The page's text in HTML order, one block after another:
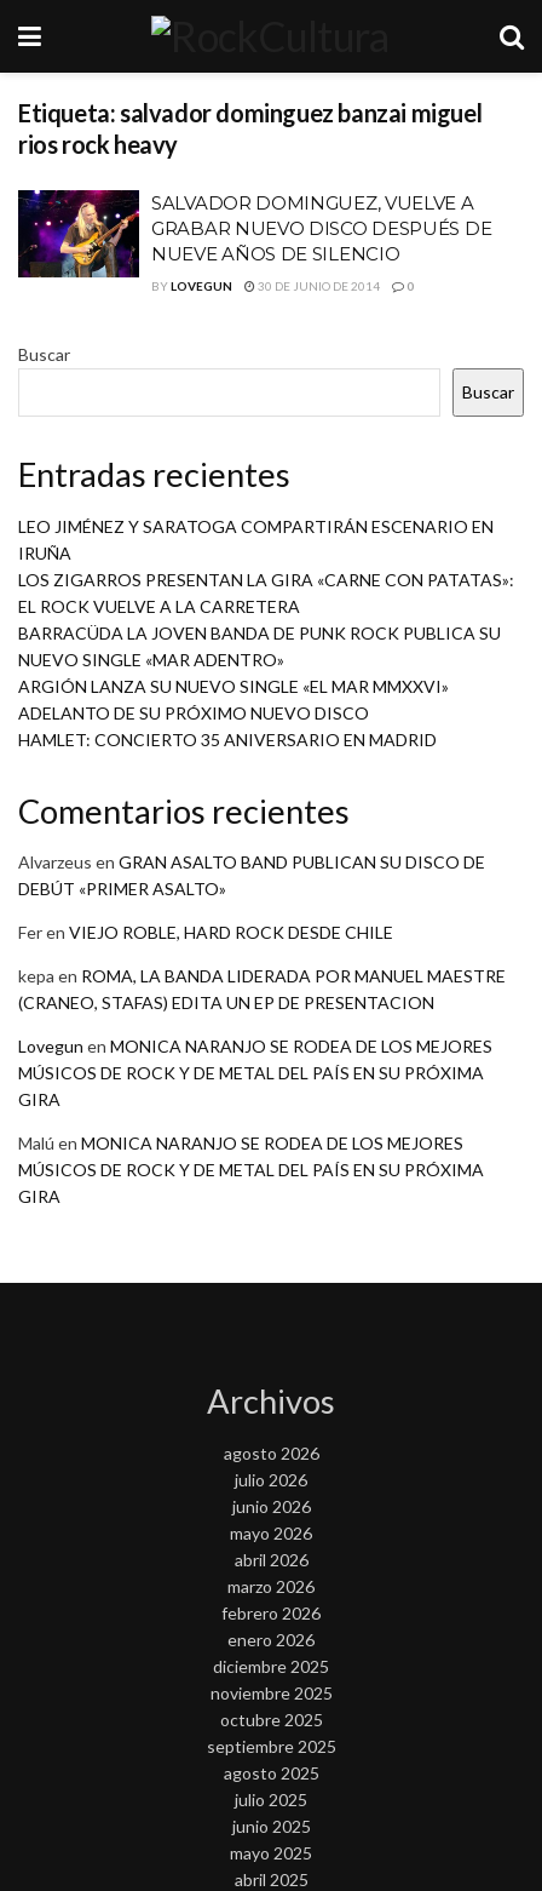
Etiqueta:salvador dominguez banzai miguel
rios rock heavy
SALVADOR DOMINGUEZ, VUELVE A
GRABAR NUEVO DISCO DESPUÉS DE
NUEVE AÑOS DE SILENCIO
BYLOVEGUN 30 DE JUNIO DE 2014 0
Buscar
Buscar
Entradas recientes
LEO JIMÉNEZ Y SARATOGA COMPARTIRÁN ESCENARIO EN
IRUÑA
LOS ZIGARROS PRESENTAN LA GIRA «CARNE CON PATATAS»:
EL ROCK VUELVE A LA CARRETERA
BARRACÜDA LA JOVEN BANDA DE PUNK ROCK PUBLICA SU
NUEVO SINGLE «MAR ADENTRO»
ARGIÓN LANZA SU NUEVO SINGLE «EL MAR MMXXVI»
ADELANTO DE SU PRÓXIMO NUEVO DISCO
HAMLET: CONCIERTO 35 ANIVERSARIO EN MADRID
Comentarios recientes
Alvarzeus en GRAN ASALTO BAND PUBLICAN SU DISCO DE
DEBÚT «PRIMER ASALTO»
Feren VIEJO ROBLE, HARD ROCK DESDE CHILE
kepa en ROMA, LA BANDA LIDERADA POR MANUEL MAESTRE
(CRANEO, STAFAS) EDITA UN EP DE PRESENTACION
Lovegun en MONICA NARANJO SE RODEA DE LOS MEJORES
MÚSICOS DE ROCK Y DE METAL DEL PAÍS EN SU PRÓXIMA
GIRA
Malú en MONICA NARANJO SE RODEA DE LOS MEJORES
MÚSICOS DE ROCK Y DE METAL DEL PAÍS EN SU PRÓXIMA
GIRA
Archivos
agosto 2026
julio 2026
junio 2026
mayo 2026
abril 2026
marzo 2026
febrero 2026
enero 2026
diciembre 2025
noviembre 2025
octubre 2025
septiembre 2025
agosto 2025
julio 2025
junio 2025
mayo 2025
abril 2025